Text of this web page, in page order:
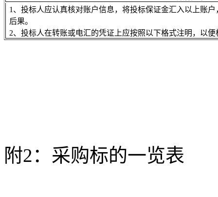
1、投标人应认真核对账户信息，将投标保证金汇入以上账
后果。
2、投标人在转账或电汇的凭证上应按照以下格式注明，以
附2：采购标的一览表